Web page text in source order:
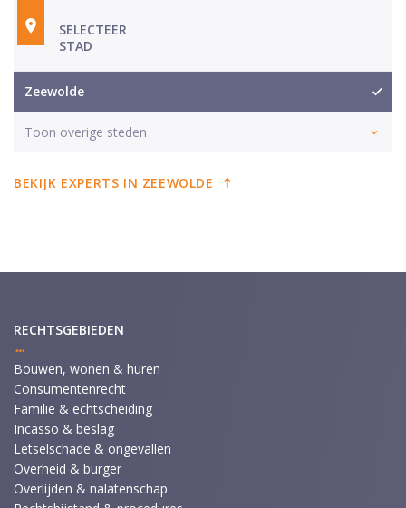
SELECTEER
STAD
Zeewolde
Toon overige steden
BEKIJK EXPERTS IN ZEEWOLDE
RECHTSGEBIEDEN
Bouwen, wonen & huren
Consumentenrecht
Familie & echtscheiding
Incasso & beslag
Letselschade & ongevallen
Overheid & burger
Overlijden & nalatenschap